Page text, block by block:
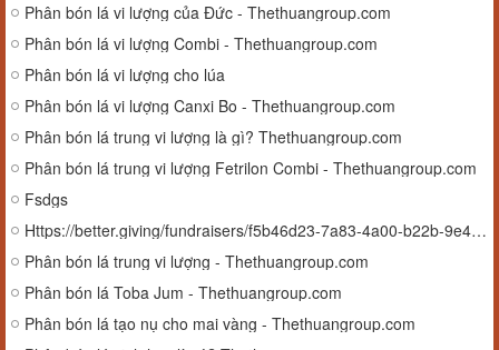
Phân bón lá vi lượng của Đức - Thethuangroup.com
Phân bón lá vi lượng Combi - Thethuangroup.com
Phân bón lá vi lượng cho lúa
Phân bón lá vi lượng Canxi Bo - Thethuangroup.com
Phân bón lá trung vi lượng là gì? Thethuangroup.com
Phân bón lá trung vi lượng Fetrilon Combi - Thethuangroup.com
Fsdgs
Https://better.giving/fundraisers/f5b46d23-7a83-4a00-b22b-9e40422e297b
Phân bón lá trung vi lượng - Thethuangroup.com
Phân bón lá Toba Jum - Thethuangroup.com
Phân bón lá tạo nụ cho mai vàng - Thethuangroup.com